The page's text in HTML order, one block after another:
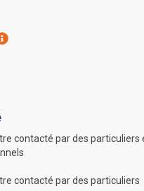
contacté par des particuliers
contacté par des particuliers